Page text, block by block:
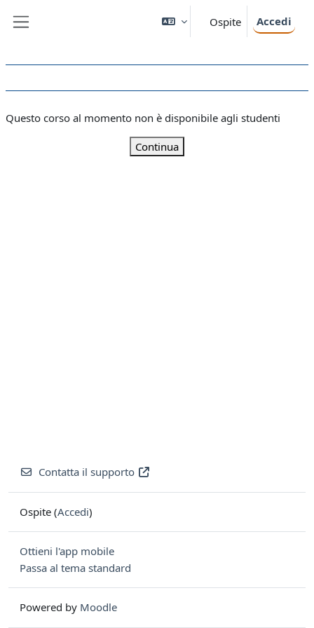
Ospite Accedi
Questo corso al momento non è disponibile agli studenti
Continua
Contatta il supporto
Ospite (Accedi)
Ottieni l'app mobile
Passa al tema standard
Powered by Moodle